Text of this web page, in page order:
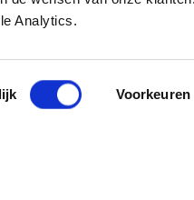
Analytics.
Voorkeuren